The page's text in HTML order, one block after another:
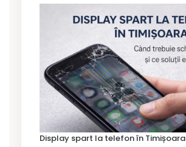
Display spart la telefon în Timișoara